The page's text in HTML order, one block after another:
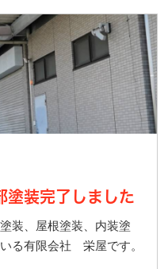
塗装完了しました
装、屋根塗装、内装塗
る有限会社 栄屋です。